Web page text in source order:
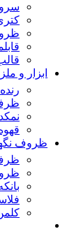
ابزار و
ظروف